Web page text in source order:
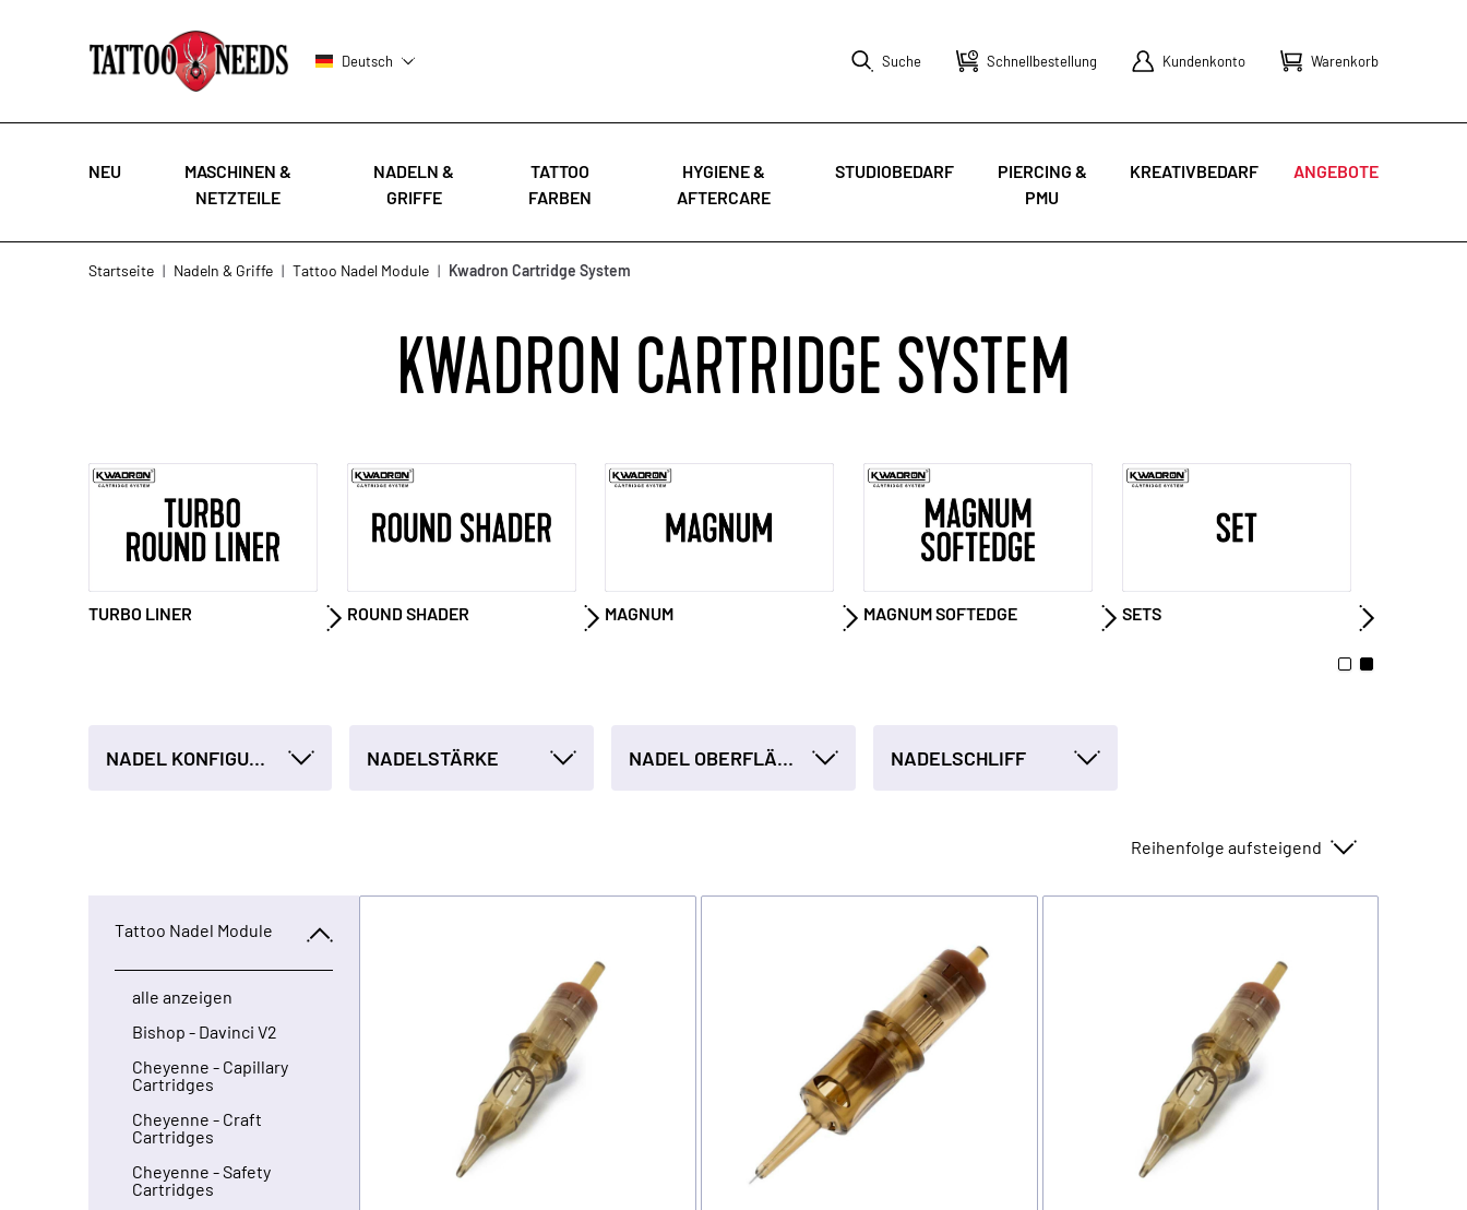
Deutsch Suche Schnellbestellung Kundenkonto Warenkorb
NEU
MASCHINEN &
NETZTEILE
NADELN &
GRIFFE
TATTOO
FARBEN
HYGIENE &
AFTERCARE
STUDIOBEDARF
PIERCING &
PMU
KREATIVBEDARF ANGEBOTE
Startseite | Nadeln & Griffe | Tattoo Nadel Module | Kwadron Cartridge System
KWADRON CARTRIDGE SYSTEM
TURBO LINER ROUND SHADER MAGNUM MAGNUM SOFTEDGE SETS
NADEL KONFIGURATION NADELSTÄRKE NADEL OBERFLÄCHE NADELSCHLIFF
Sortieren nach
Tattoo Nadel Module
alle anzeigen
Bishop - Davinci V2
Cheyenne - Capillary
Cartridges
Cheyenne - Craft
Cartridges
Cheyenne - Safety
Cartridges